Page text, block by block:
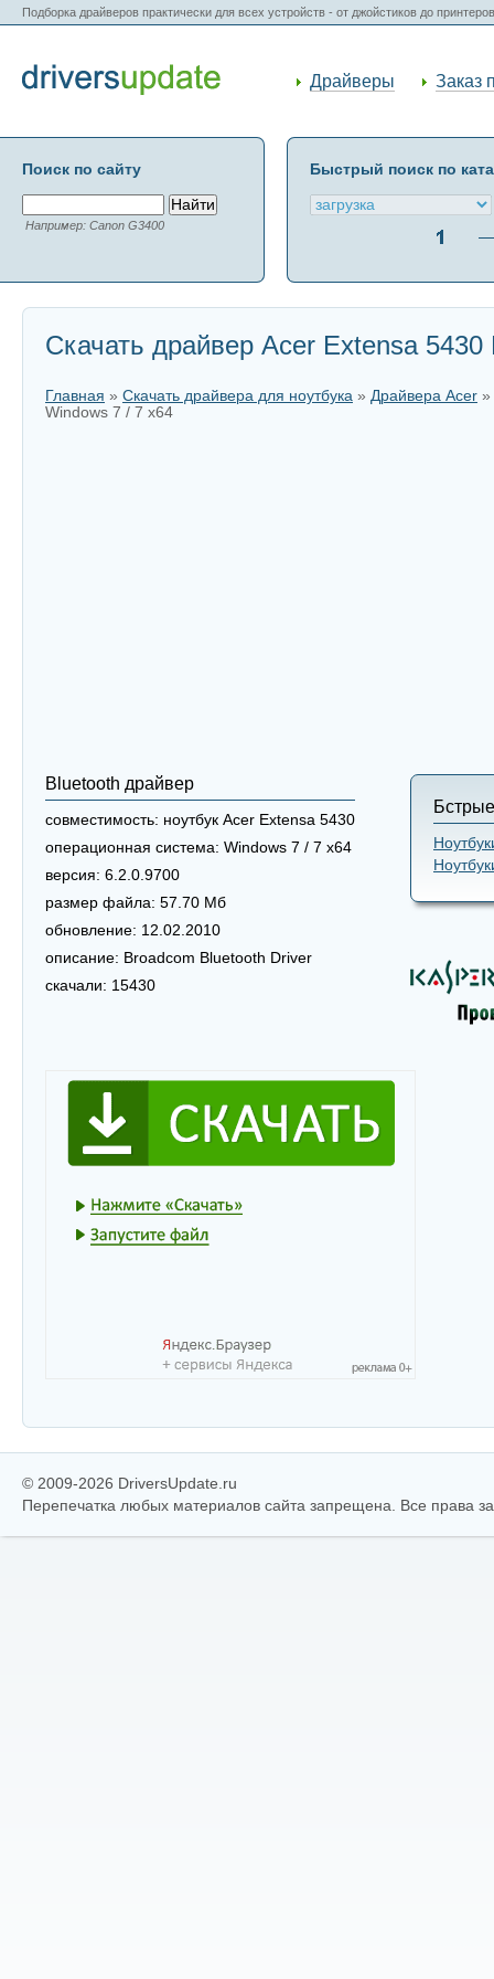
Подборка драйверов практически для всех устройств - от джойстиков до
Драйверы Заказ
Поиск по сайту
Например: Canon G3400
Быстрый поиск по
Скачать драйвер Acer Extensa
Главная » Скачать драйвера для ноутбука » Драйвера Acer »
Windows 7 / 7 x64
Bluetooth драйвер
совместимость: ноутбук Acer Extensa 5430
операционная система: Windows 7 / 7 x64
версия: 6.2.0.9700
размер файла: 57.70 Мб
обновление: 12.02.2010
описание: Broadcom Bluetooth Driver
скачали: 15430
© 2009-2026 DriversUpdate.ru
Перепечатка любых материалов сайта запрещена. Все права